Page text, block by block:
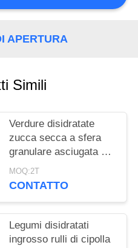
APERTURA
Simili
Verdure disidratate
zucca secca a sfera
granulare asciugata ad
aria
MOQ:2T
CONTATTO
Legumi disidratati
ingrosso rulli di cipolla